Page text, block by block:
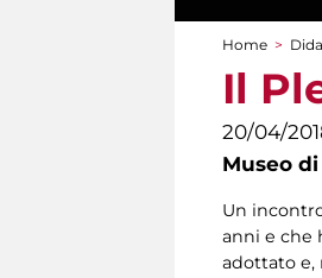
Tu sei
Home >
Il
20/04/
Museo di
Un
anni e che
adottato e,